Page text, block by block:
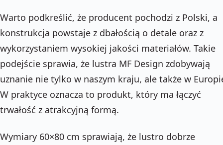
Warto podkreślić, że producent pochodzi z Polski, a
konstrukcja powstaje z dbałością o detale oraz z
wykorzystaniem wysokiej jakości materiałów. Takie
podejście sprawia, że lustra MF Design zdobywają
uznanie nie tylko w naszym kraju, ale także w
W praktyce oznacza to produkt, który ma łączyć
trwałość z atrakcyjną formą.
Wymiary 60×80 cm sprawiają, że lustro dobrze